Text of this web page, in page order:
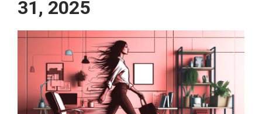
31, 2025